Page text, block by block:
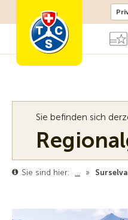
Mitglied
Sie befinden sich
Sie sind hier: … » Surselva